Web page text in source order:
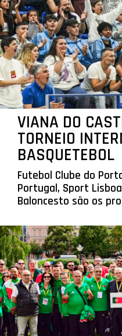
VIANA DO
TORNEIO
BASQUETEBOL
Futebol Clube do
Portugal, Sport
Baloncesto são os